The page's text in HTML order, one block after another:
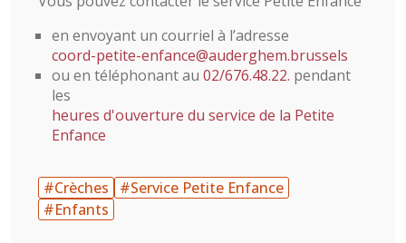
en envoyant un courriel à l’adresse
coord-petite-enfance@auderghem.brussels
ou en téléphonant au 02/676.48.22. pendant
les
heures d'ouverture du service de la Petite
Enfance
#Crèches
#Service Petite Enfance
#Enfants